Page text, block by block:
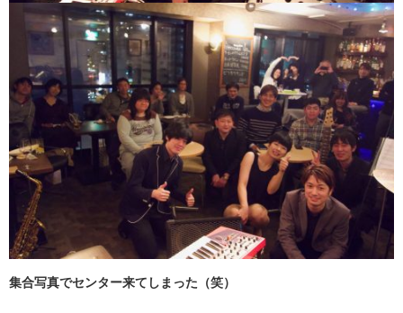
集合写真でセンター来てしまった（笑）